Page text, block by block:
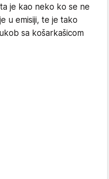
je kao neko ko se ne
u emisiji, te je tako
sa košarkašicom